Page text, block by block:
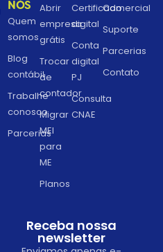
NÓS
Quem
somos
Blog
contábil
Trabalhe
conosco
Parcerias
Abrir
empresa
grátis
Trocar
de
contador
Migrar
MEI
para
ME
Planos
Certificado
digital
Conta
digital
PJ
Consulta
CNAE
Comercial
Suporte
Parcerias
Contato
Receba nossa
newsletter